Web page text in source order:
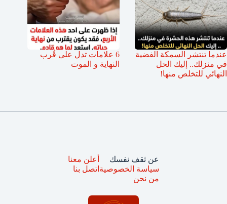
عندما تنتشر السمكة الفضية
في منزلك.. إليك الحل
النهائي للتخلص منها!
6 علامات تدل على قُرب
النهاية و الموت
عن ثقف نفسك
سياسة الخصوصية
من نحن
أعلن معنا
اتصل بنا